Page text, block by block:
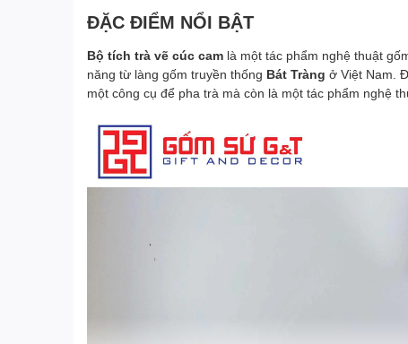
ĐẶC ĐIỂM NỔI BẬT
Bộ tích trà vẽ cúc cam là một tác phẩm nghệ thuật
năng từ làng gốm truyền thống Bát Tràng ở Việt Nam.
một công cụ để pha trà mà còn là một tác phẩm nghệ